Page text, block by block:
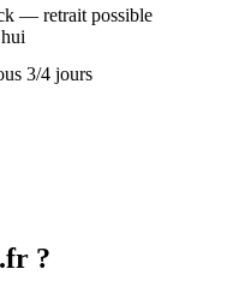
— retrait possible
3/4 jours
?